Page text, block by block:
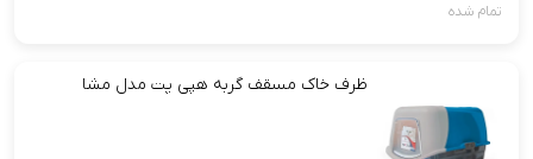
تمام شده
ظرف خاک مسقف گربه هپی پت مدل مشا